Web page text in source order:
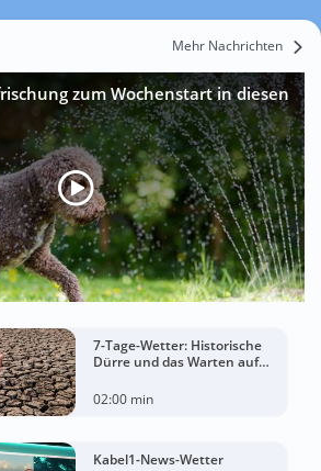
Mehr Nachrichten
zum Wochenstart in diesen
7-Tage-Wetter: Historische
Dürre und das Warten auf
02:00 min
Kabel1-News-Wetter